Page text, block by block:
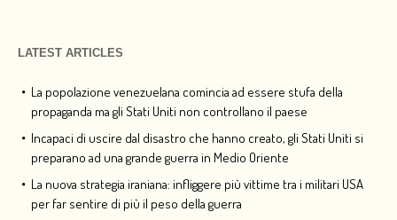
LATEST ARTICLES
La popolazione venezuelana comincia ad essere stufa della
propaganda ma gli Stati Uniti non controllano il paese
Incapaci di uscire dal disastro che hanno creato, gli Stati Uniti si
preparano ad una grande guerra in Medio Oriente
La nuova strategia iraniana: infliggere più vittime tra i militari USA
per far sentire di più il peso della guerra